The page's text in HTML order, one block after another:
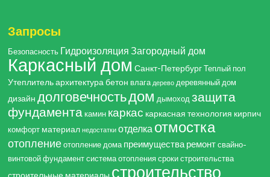
Запросы
Безопасность Гидроизоляция Загородный дом
Каркасный дом Санкт-Петербург Теплый пол
Утеплительархитектурабетон влага дерево деревянный дом
дизайн долговечностьдом дымоход защита
фундамента камин каркас каркасная технология кирпич
комфорт материал недостатки отделка отмостка
отопление отопление дома преимуществаремонт свайно-
винтовой фундамент система отопления сроки строительства
строительство